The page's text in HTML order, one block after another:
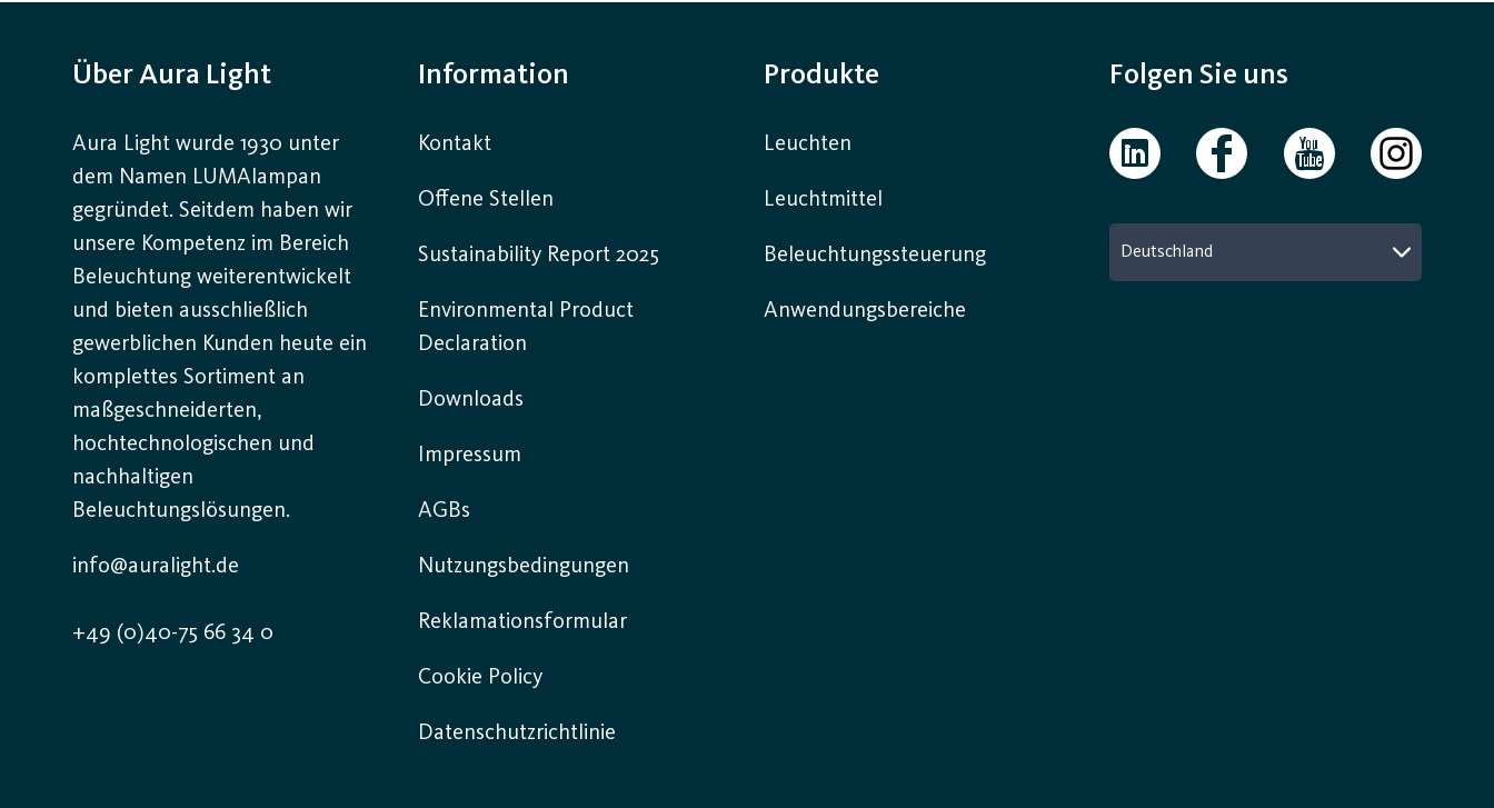
Über Aura Light
Aura Light wurde 1930 unter
dem Namen LUMAlampan
gegründet. Seitdem haben wir
unsere Kompetenz im Bereich
Beleuchtung weiterentwickelt
und bieten ausschließlich
gewerblichen Kunden heute ein
komplettes Sortiment an
maßgeschneiderten,
hochtechnologischen und
nachhaltigen
Beleuchtungslösungen.
info@auralight.de
+49 (0)40-75 66 34 0
Information
Kontakt
Offene Stellen
Sustainability Report 2025
Environmental Product
Declaration
Downloads
Impressum
AGBs
Nutzungsbedingungen
Reklamationsformular
Cookie Policy
Datenschutzrichtlinie
Produkte
Leuchten
Leuchtmittel
Beleuchtungssteuerung
Anwendungsbereiche
Folgen Sie uns
Deutschland